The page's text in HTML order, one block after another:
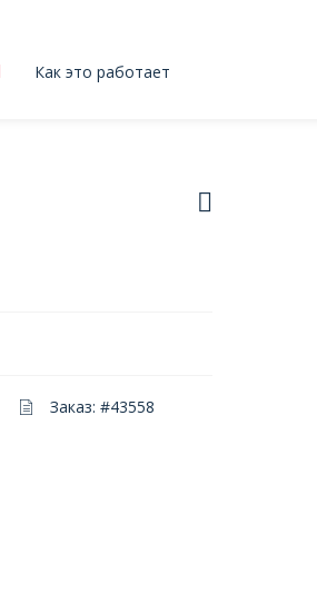
Как это работает
Заказ: #43558